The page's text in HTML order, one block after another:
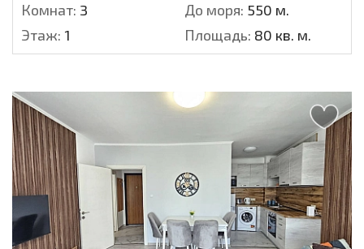
Комнат: 3 До моря: 550 м.
Этаж: 1 Площадь: 80 кв. м.